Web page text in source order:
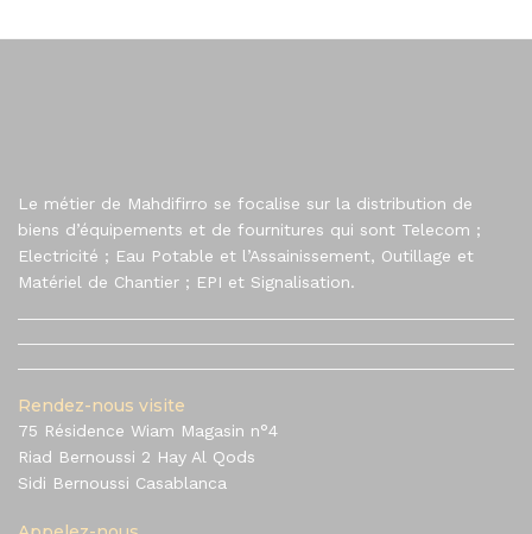
Le métier de Mahdifirro se focalise sur la distribution de
biens d’équipements et de fournitures qui sont Telecom ;
Electricité ; Eau Potable et l’Assainissement, Outillage et
Matériel de Chantier ; EPI et Signalisation.
Rendez-nous visite
75 Résidence Wiam Magasin n°4
Riad Bernoussi 2 Hay Al Qods
Sidi Bernoussi Casablanca